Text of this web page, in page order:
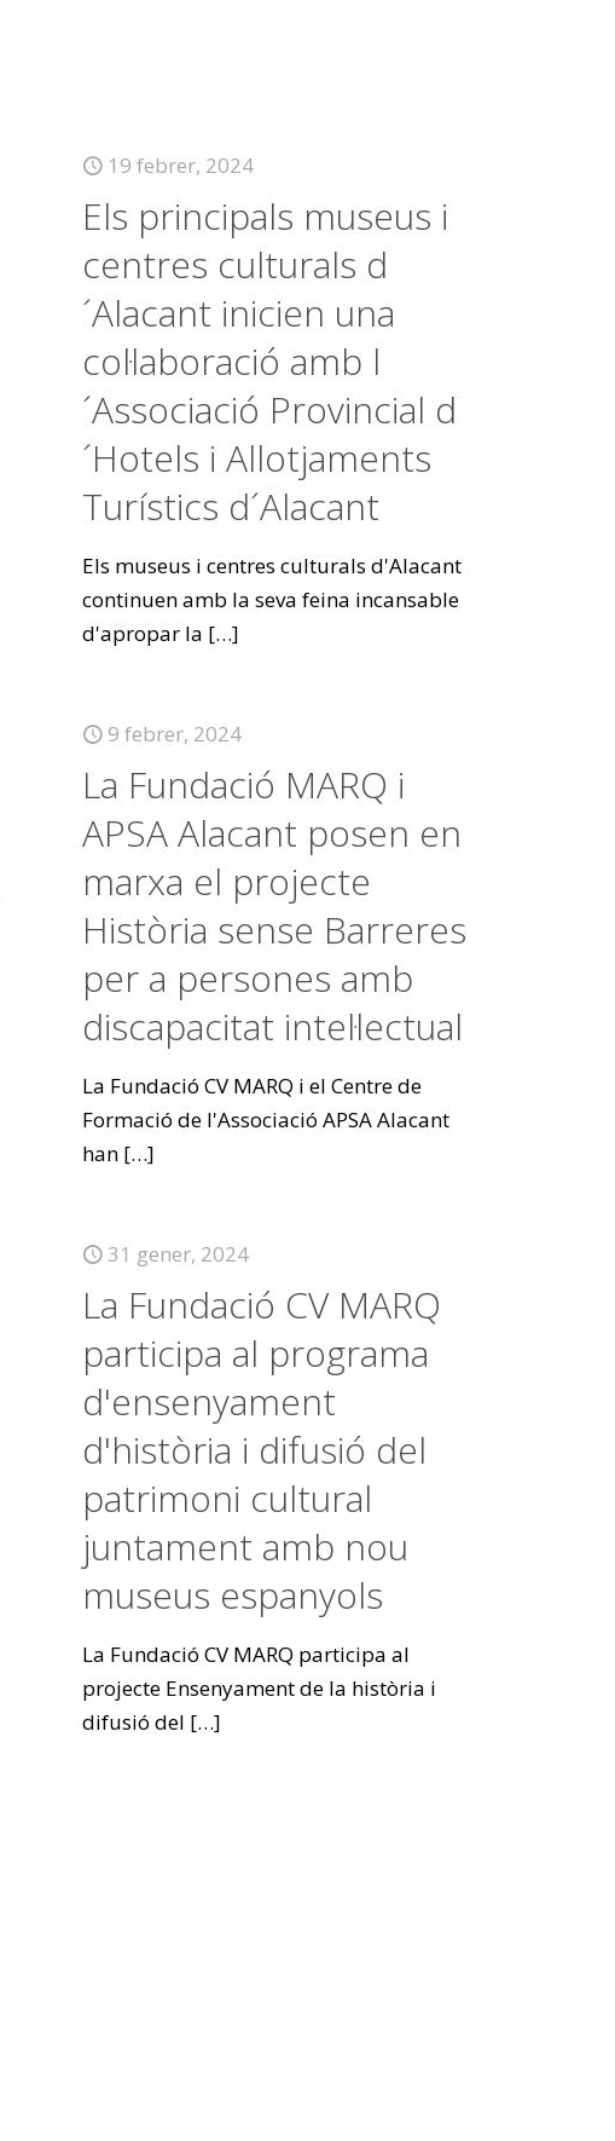
19 febrer, 2024
Els principals museus i
centres culturals d
´Alacant inicien una
col·laboració amb l
´Associació Provincial d
´Hotels i Allotjaments
Turístics d´Alacant
Els museus i centres culturals d'Alacant
continuen amb la seva feina incansable
d'apropar la […]
9 febrer, 2024
La Fundació MARQ i
APSA Alacant posen en
marxa el projecte
Història sense Barreres
per a persones amb
discapacitat intel·lectual
La Fundació CV MARQ i el Centre de
Formació de l'Associació APSA Alacant
han […]
31 gener, 2024
La Fundació CV MARQ
participa al programa
d'ensenyament
d'història i difusió del
patrimoni cultural
juntament amb nou
museus espanyols
La Fundació CV MARQ participa al
projecte Ensenyament de la història i
difusió del […]